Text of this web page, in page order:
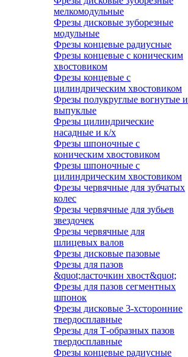
мелкомодульные
Фрезы дисковые зуборезные
модульные
Фрезы концевые радиусные
Фрезы концевые с коническим
хвостовиком
Фрезы концевые с
цилиндрическим хвостовиком
Фрезы полукруглые вогнутые и
выпуклые
Фрезы цилиндрические
насадные и к/х
Фрезы шпоночные с
коническим хвостовиком
Фрезы шпоночные с
цилиндрическим хвостовиком
Фрезы червячные для зубчатых
колес
Фрезы червячные для зубьев
звездочек
Фрезы червячные для
шлицевых валов
Фрезы дисковые пазовые
Фрезы для пазов
&quot;ласточкин хвост&quot;
Фрезы для пазов сегментных
шпонок
Фрезы дисковые 3-хсторонние
твердосплавные
Фрезы для Т-образных пазов
твердосплавные
Фрезы концевые радиусные